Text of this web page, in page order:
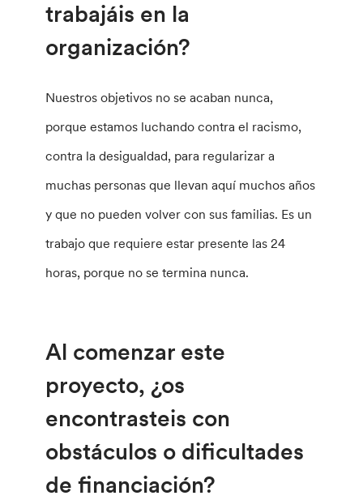
trabajáis en la
organización?
Nuestros objetivos no se acaban nunca,
porque estamos luchando contra el racismo,
contra la desigualdad, para regularizar a
muchas personas que llevan aquí muchos años
y que no pueden volver con sus familias. Es un
trabajo que requiere estar presente las 24
horas, porque no se termina nunca.
Al comenzar este
proyecto, ¿os
encontrasteis con
obstáculos o dificultades
de financiación?